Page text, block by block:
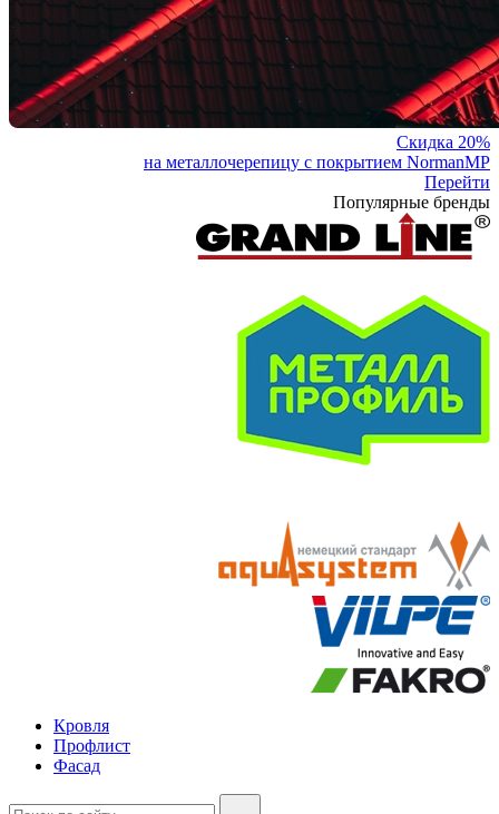
Скидка 20%
на металлочерепицу с покрытием NormanMP
Перейти
Популярные бренды
Кровля
Профлист
Фасад